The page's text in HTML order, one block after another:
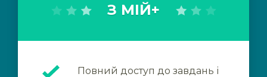
З МІЙ+
Повний доступ до завдань і